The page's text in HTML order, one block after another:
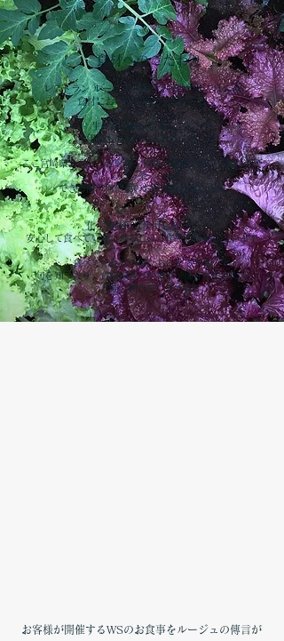
​ 食材へのこだわり
レストラン ルージュの傳言で提供するごはんの
食材において大切にしたいこと
生産者の顔が見えること
旬のものを取り入れること
ここ宮崎県で育ったお野菜、仲間の農園で育てられたお野
菜
できる限り無農薬のお野菜を使用します
化学調味料は使用しないで
安心して食べていただけるごはん作りを目指しています
食べてくれる子供たちにとっても
旬を知ったり、食育のきっかけや一部分となれたら
と強く願っています
お客様が開催するWSのお食事をルージュの傳言が​